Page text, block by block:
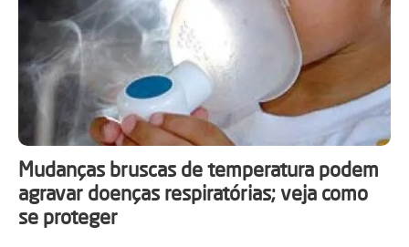
Mudanças bruscas de temperatura podem
agravar doenças respiratórias; veja como
se proteger